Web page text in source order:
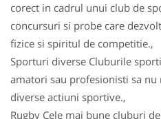
corect in cadrul unui club de
concursuri si probe care
fizice si spiritul de competitie.,
Sporturi diverse Cluburile
amatori sau profesionisti sa
diverse actiuni sportive.,
Rugby Cele mai bune cluburi